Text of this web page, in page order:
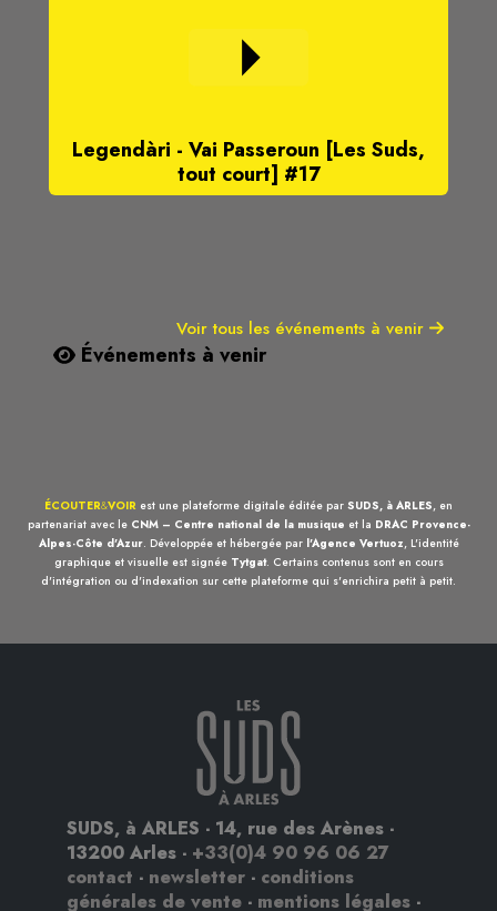
Legendàri - Vai Passeroun [Les Suds,
tout court] #17
Voir tous les événements à venir
Événements à venir
ÉCOUTER&VOIR est une plateforme digitale éditée par SUDS, à ARLES, en
partenariat avec le CNM – Centre national de la musique et la DRAC Provence-
Alpes-Côte d'Azur. Développée et hébergée par l'Agence Vertuoz, L'identité
graphique et visuelle est signée Tytgat. Certains contenus sont en cours
d'intégration ou d'indexation sur cette plateforme qui s'enrichira petit à petit.
SUDS, à ARLES - 14, rue des Arènes -
13200 Arles - +33(0)4 90 96 06 27
contact - newsletter - conditions
générales de vente - mentions légales -